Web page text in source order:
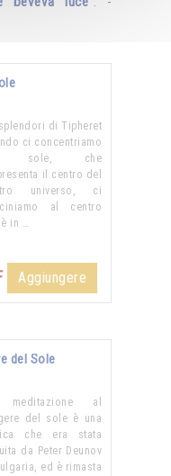
di Tipheret
ci concentriamo
sole, che
il centro del
universo, ci
al centro
in …
Aggiungere
del Sole
meditazione al
del sole è una
che era stata
da Peter Deunov
ed è rimasta